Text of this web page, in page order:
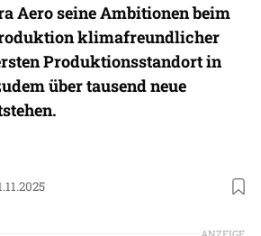
Aero seine Ambitionen beim
klimafreundlicher
Produktionsstandort in
über tausend neue